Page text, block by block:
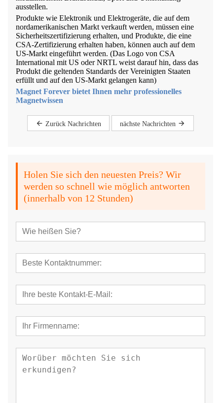
ausstellen.
Produkte wie Elektronik und Elektrogeräte, die auf dem
nordamerikanischen Markt verkauft werden, müssen eine
Sicherheitszertifizierung erhalten, und Produkte, die eine
CSA-Zertifizierung erhalten haben, können auch auf dem
US-Markt eingeführt werden. (Das Logo von CSA
International mit US oder NRTL weist darauf hin, dass das
Produkt die geltenden Standards der Vereinigten Staaten
erfüllt und auf den US-Markt gelangen kann)
Magnet Forever bietet Ihnen mehr professionelles
Magnetwissen
Zurück Nachrichten nächste Nachrichten
Holen Sie sich den neuesten Preis? Wir
werden so schnell wie möglich antworten
(innerhalb von 12 Stunden)